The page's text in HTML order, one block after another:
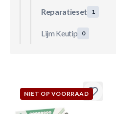
Reparatieset 1
Lijm Keutip 0
NIET OP VOORRAAD